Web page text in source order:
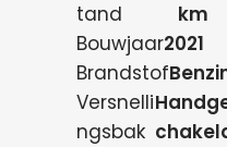
tand
km
Bouwjaar2021
Brandstof
Versnelli
ngsbak